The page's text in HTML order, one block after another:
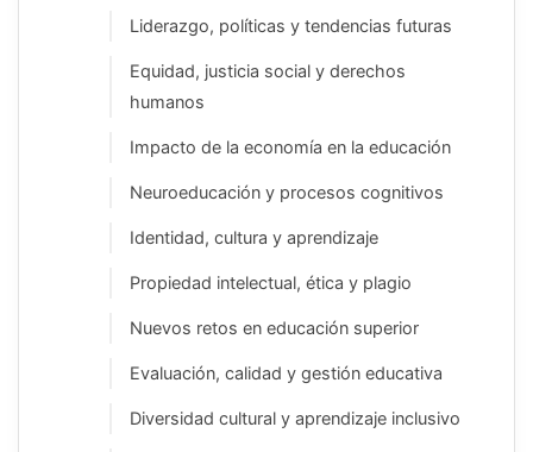
Liderazgo, políticas y tendencias futuras
Equidad, justicia social y derechos
humanos
Impacto de la economía en la educación
Neuroeducación y procesos cognitivos
Identidad, cultura y aprendizaje
Propiedad intelectual, ética y plagio
Nuevos retos en educación superior
Evaluación, calidad y gestión educativa
Diversidad cultural y aprendizaje inclusivo